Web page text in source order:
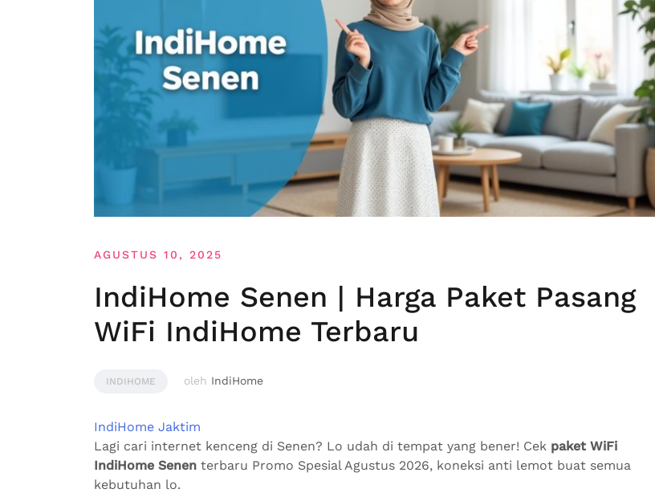
AGUSTUS 10, 2025
IndiHome Senen | Harga Paket Pasang
WiFi IndiHome Terbaru
INDIHOME oleh IndiHome
IndiHome Jaktim
Lagi cari internet kenceng di Senen? Lo udah di tempat yang bener! Cek paket WiFi
IndiHome Senen terbaru Promo Spesial Agustus 2026, koneksi anti lemot buat semua
kebutuhan lo.